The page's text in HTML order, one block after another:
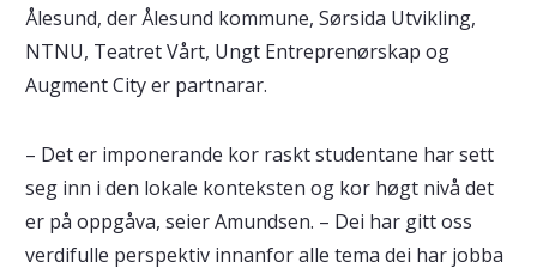
Ålesund, der Ålesund kommune, Sørsida Utvikling,
NTNU, Teatret Vårt, Ungt Entreprenørskap og
Augment City er partnarar.
– Det er imponerande kor raskt studentane har sett
seg inn i den lokale konteksten og kor høgt nivå det
er på oppgåva, seier Amundsen. – Dei har gitt oss
verdifulle perspektiv innanfor alle tema dei har jobba